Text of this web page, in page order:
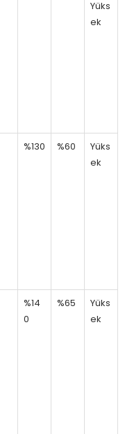
Yüks
ek
%130 %60
Yüks
ek
%14
0
%65
Yüks
ek